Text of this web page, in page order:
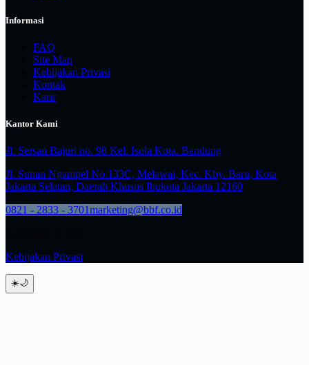
Informasi
FAQ
Site Map
Kebijakan Privasi
Kontak
Karir
Kantor Kami
Jl. Sersan Bajuri no. 98 Kel. Isola Kota. Bandung
Jl. Sunan Ngampel No.133C, Melawai, Kec. Kby. Baru, Kota
Jakarta Selatan, Daerah Khusus Ibukota Jakarta 12160
0821 - 2833 - 3701marketing@bbf.co.id
Kebijakan Privasi
☀️🌙